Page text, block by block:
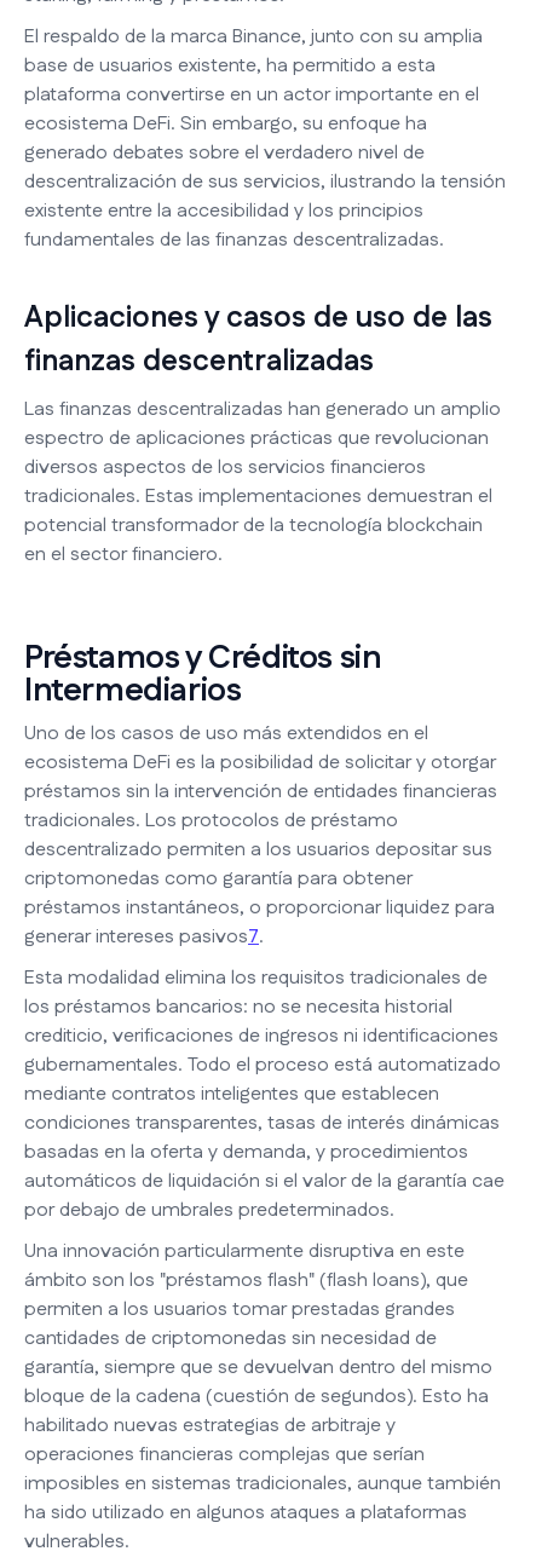
El respaldo de la marca Binance, junto con su amplia
base de usuarios existente, ha permitido a esta
plataforma convertirse en un actor importante en el
ecosistema DeFi. Sin embargo, su enfoque ha
generado debates sobre el verdadero nivel de
descentralización de sus servicios, ilustrando la tensión
existente entre la accesibilidad y los principios
fundamentales de las finanzas descentralizadas.
Aplicaciones y casos de uso de las
finanzas descentralizadas
Las finanzas descentralizadas han generado un amplio
espectro de aplicaciones prácticas que revolucionan
diversos aspectos de los servicios financieros
tradicionales. Estas implementaciones demuestran el
potencial transformador de la tecnología blockchain
en el sector financiero.
Préstamos y Créditos sin
Intermediarios
Uno de los casos de uso más extendidos en el
ecosistema DeFi es la posibilidad de solicitar y otorgar
préstamos sin la intervención de entidades financieras
tradicionales. Los protocolos de préstamo
descentralizado permiten a los usuarios depositar sus
criptomonedas como garantía para obtener
préstamos instantáneos, o proporcionar liquidez para
generar intereses pasivos7.
Esta modalidad elimina los requisitos tradicionales de
los préstamos bancarios: no se necesita historial
crediticio, verificaciones de ingresos ni identificaciones
gubernamentales. Todo el proceso está automatizado
mediante contratos inteligentes que establecen
condiciones transparentes, tasas de interés dinámicas
basadas en la oferta y demanda, y procedimientos
automáticos de liquidación si el valor de la garantía cae
por debajo de umbrales predeterminados.
Una innovación particularmente disruptiva en este
ámbito son los "préstamos flash" (flash loans), que
permiten a los usuarios tomar prestadas grandes
cantidades de criptomonedas sin necesidad de
garantía, siempre que se devuelvan dentro del mismo
bloque de la cadena (cuestión de segundos). Esto ha
habilitado nuevas estrategias de arbitraje y
operaciones financieras complejas que serían
imposibles en sistemas tradicionales, aunque también
ha sido utilizado en algunos ataques a plataformas
vulnerables.